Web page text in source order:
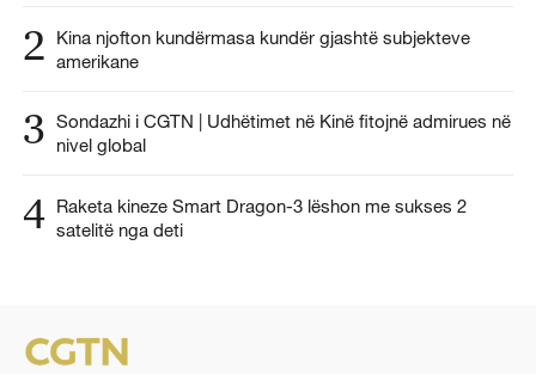
2
Kina njofton kundërmasa kundër gjashtë subjekteve
amerikane
3 Sondazhi i CGTN | Udhëtimet në Kinë fitojnë admirues në
nivel global
4 Raketa kineze Smart Dragon-3 lëshon me sukses 2
satelitë nga deti